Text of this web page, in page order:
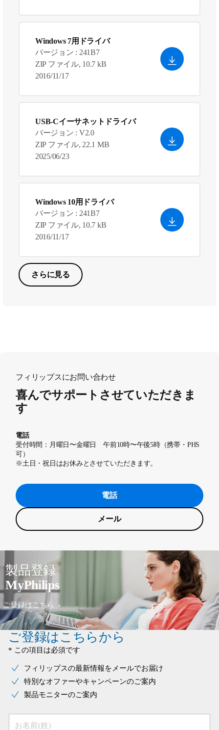
Windows 7用ドライバ
バージョン : 241B7
ZIP ファイル, 10.7 kB
2016/11/17
USB-Cイーサネットドライバ
バージョン : V2.0
ZIP ファイル, 22.1 MB
2025/06/23
Windows 10用ドライバ
バージョン : 241B7
ZIP ファイル, 10.7 kB
2016/11/17
さらに見る
フィリップスにお問い合わせ
喜んでサポートさせていただきま
す
電話
受付時間：月曜日〜金曜日 午前10時〜午後5時（携帯・PHS
可）
※土日・祝日はお休みとさせていただきます。
電話
メール
製品登録
MyPhilips
ご登録はこちら
ご登録はこちらから
* この項目は必須です
フィリップスの最新情報をメールでお届け
特別なオファーやキャンペーンのご案内
製品モニターのご案内
お名前(姓)